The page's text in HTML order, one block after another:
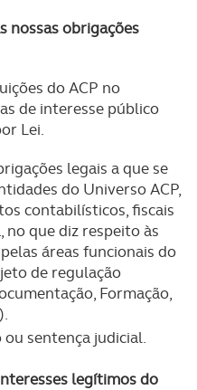
nossas obrigações
do ACP no
de interesse público
Lei.
legais a que se
do Universo ACP,
contabilísticos, fiscais
que diz respeito às
áreas funcionais do
de regulação
Formação,
ou sentença judicial.
legítimos do